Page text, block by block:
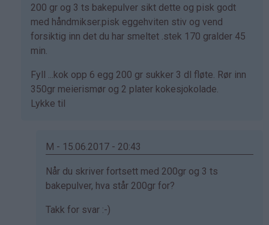
200 gr og 3 ts bakepulver sikt dette og pisk godt
med håndmikser.pisk eggehviten stiv og vend
forsiktig inn det du har smeltet .stek 170 gralder 45
min.
Fyll ...kok opp 6 egg 200 gr sukker 3 dl fløte. Rør inn
350gr meierismør og 2 plater kokesjokolade.
Lykke til
M - 15.06.2017 - 20:43
Som
svar
av
Når du skriver fortsett med 200gr og 3 ts
bakepulver, hva står 200gr for?
Takk for svar :-)